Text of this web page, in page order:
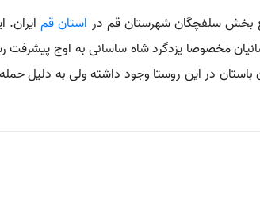
بخش سلفچگان شهرستان قم در استان قم
مخصوصا یزدگرد شاه ساسانی به اوج
باستان در این روستا وجود داشته ولی به دلیل